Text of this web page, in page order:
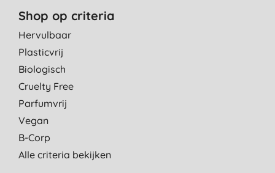
Shop op criteria
Hervulbaar
Plasticvrij
Biologisch
Cruelty Free
Parfumvrij
Vegan
B-Corp
Alle criteria bekijken